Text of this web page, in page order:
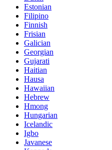
Estonian
Filipino
Finnish
Frisian
Galician
Georgian
Gujarati
Haitian
Hausa
Hawaiian
Hebrew
Hmong
Hungarian
Icelandic
Igbo
Javanese